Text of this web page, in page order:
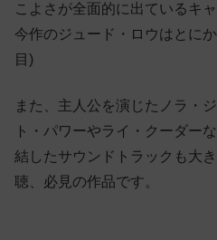
こよさが全面的に出ているキ
今作のジュード・ロウはとに
目)
また、主人公を演じたノラ・
ト・パワーやライ・クーダー
結したサウンドトラックも大
聴、必見の作品です。